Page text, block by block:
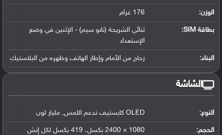
الوزن: 176 غرام
بطاقة SIM:
ثنائي الشريحة (نانو سيم) - الإثنين في وضع
الإستعداد
البناء: زجاج من الأمام وإطار الهاتف وظهره من البلاستيك
الشاشة
النوع: OLED كابستيف تدعم اللمس, مليار لون
الحجم: 1080 × 2400 بكسل، 419 بكسل لكل إنش